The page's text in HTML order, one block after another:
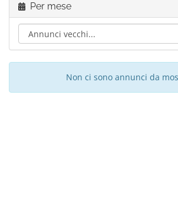
Per mese
Non ci sono annunci da